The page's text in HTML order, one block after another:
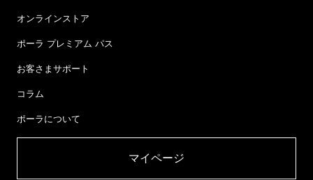
オンラインストア
ポーラ プレミアム パス
お客さまサポート
コラム
ポーラについて
マイページ​